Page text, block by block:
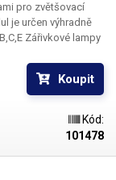
pro zvětšovací
je určen výhradně
za LED driver pro
modul.
Koupit
Kód:
101478